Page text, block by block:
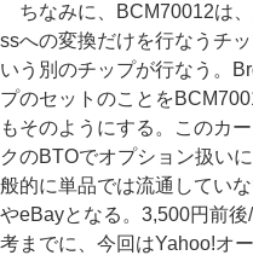
ちなみに、BCM70012は
ssへの変換だけを行なうチ
いう別のチップが行なう。
プのセットのことを
もそのようにする。このカ
クのBTOでオプション扱い
般的に単品では流通してい
やeBayとなる。3,500円前
考までに、今回はYahoo!オ